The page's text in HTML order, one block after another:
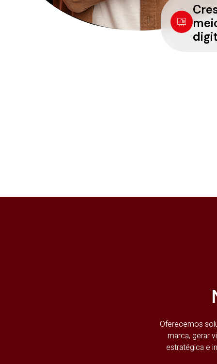
Oferecemos
marca, gerar
estratégica e